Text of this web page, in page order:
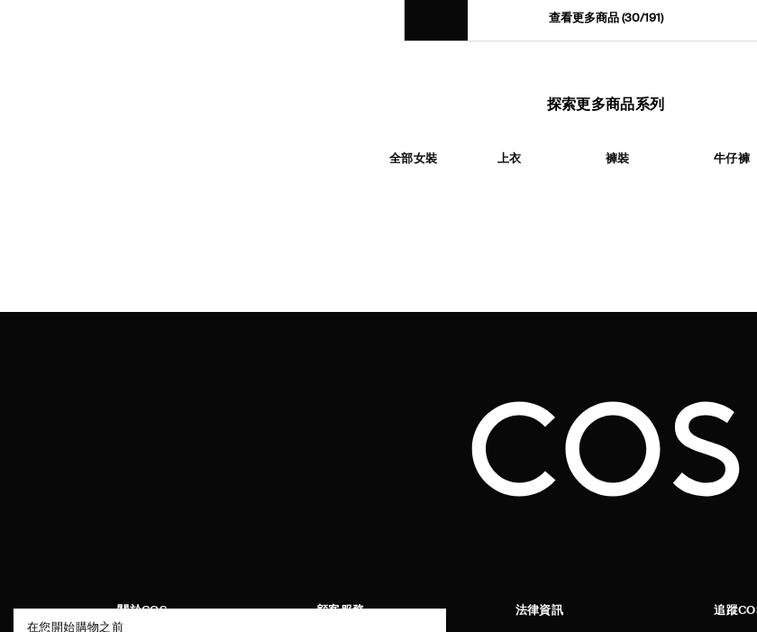
查看更多商品 (30/191)
探索更多商品系列
全部女裝 上衣 褲裝 牛仔褲
關於COS 顧客服務 法律資訊
追蹤
在您開始購物之前